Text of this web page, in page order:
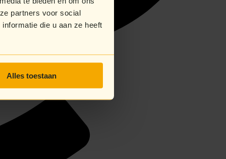
partners voor social
die u aan ze heeft
Alles toestaan